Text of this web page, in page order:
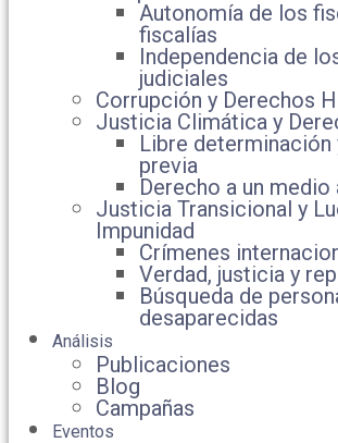
Autonomía de los
fiscalías
Independencia de
judiciales
Corrupción y Derechos
Justicia Climática y
Libre determinación
previa
Derecho a un
Justicia Transicional y
Impunidad
Crímenes
Verdad, justicia y
Búsqueda de
desaparecidas
Análisis
Publicaciones
Blog
Campañas
Eventos